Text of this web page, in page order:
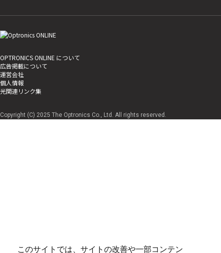
このサイトでは、サイトの改善や一部コンテン
OPTRONICS ONLINE について
広告掲載について
運営会社
個人情報
光関連リンク集
Copyright (C) 2025 The Optronics Co., Ltd. All rights reserved.